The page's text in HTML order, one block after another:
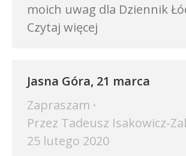
moich uwag dla Dziennik
Czytaj więcej
Jasna Góra, 21 marca
Zapraszam
Przez Tadeusz Isakowicz-
25 lutego 2020